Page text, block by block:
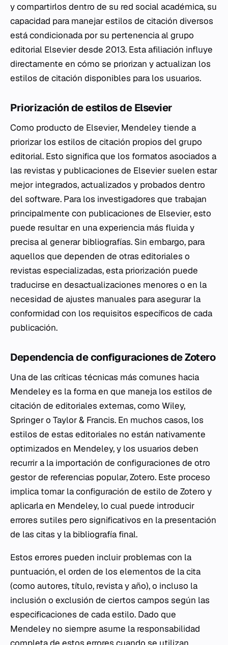
y compartirlos dentro de su red social académica, su
capacidad para manejar estilos de citación diversos
está condicionada por su pertenencia al grupo
editorial Elsevier desde 2013. Esta afiliación influye
directamente en cómo se priorizan y actualizan los
estilos de citación disponibles para los usuarios.
Priorización de estilos de Elsevier
Como producto de Elsevier, Mendeley tiende a
priorizar los estilos de citación propios del grupo
editorial. Esto significa que los formatos asociados a
las revistas y publicaciones de Elsevier suelen estar
mejor integrados, actualizados y probados dentro
del software. Para los investigadores que trabajan
principalmente con publicaciones de Elsevier, esto
puede resultar en una experiencia más fluida y
precisa al generar bibliografías. Sin embargo, para
aquellos que dependen de otras editoriales o
revistas especializadas, esta priorización puede
traducirse en desactualizaciones menores o en la
necesidad de ajustes manuales para asegurar la
conformidad con los requisitos específicos de cada
publicación.
Dependencia de configuraciones de Zotero
Una de las críticas técnicas más comunes hacia
Mendeley es la forma en que maneja los estilos de
citación de editoriales externas, como Wiley,
Springer o Taylor & Francis. En muchos casos, los
estilos de estas editoriales no están nativamente
optimizados en Mendeley, y los usuarios deben
recurrir a la importación de configuraciones de otro
gestor de referencias popular, Zotero. Este proceso
implica tomar la configuración de estilo de Zotero y
aplicarla en Mendeley, lo cual puede introducir
errores sutiles pero significativos en la presentación
de las citas y la bibliografía final.
Estos errores pueden incluir problemas con la
puntuación, el orden de los elementos de la cita
(como autores, título, revista y año), o incluso la
inclusión o exclusión de ciertos campos según las
especificaciones de cada estilo. Dado que
Mendeley no siempre asume la responsabilidad
completa de estos errores cuando se utilizan